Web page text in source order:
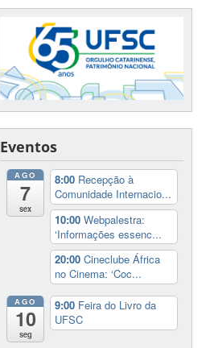
Eventos
AGO
7
sex
8:00 Recepção à
Comunidade Internacio...
10:00Webpalestra:
‘Informações essenc...
20:00Cineclube África
no Cinema: ‘Coc...
AGO
10
seg
9:00 Feira do Livro da
UFSC